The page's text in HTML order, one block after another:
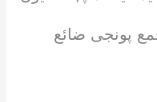
پونجی ضائع